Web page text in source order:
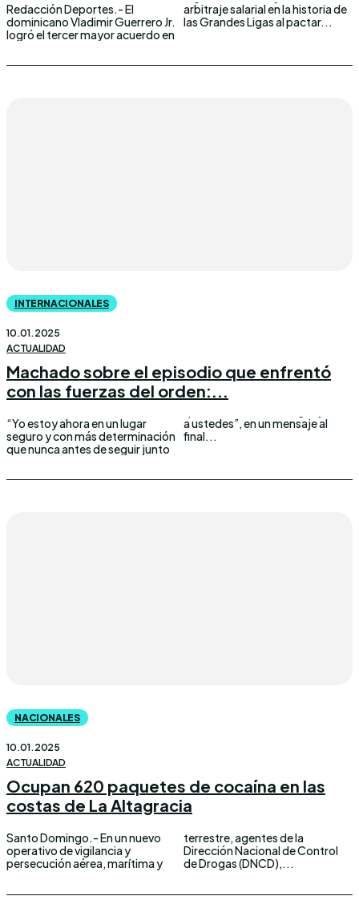
Redacción Deportes.- El
dominicano Vladimir Guerrero Jr.
logró el tercer mayor acuerdo en
arbitraje salarial en la historia de
las Grandes Ligas al pactar...
INTERNACIONALES
10.01.2025
ACTUALIDAD
Machado sobre el episodio que enfrentó
con las fuerzas del orden:...
“Yo estoy ahora en un lugar
seguro y con más determinación
que nunca antes de seguir junto
a ustedes”, en un mensaje al
final...
NACIONALES
10.01.2025
ACTUALIDAD
Ocupan 620 paquetes de cocaína en las
costas de La Altagracia
Santo Domingo.- En un nuevo
operativo de vigilancia y
persecución aérea, marítima y
terrestre, agentes de la
Dirección Nacional de Control
de Drogas (DNCD),...